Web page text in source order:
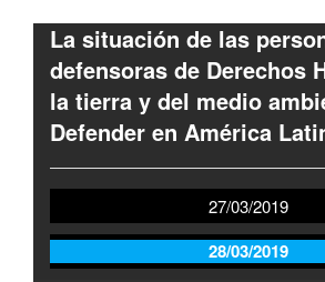
La situación de las
defensoras de Derechos
la tierra y del medio
Defender en América
27/03/2019
28/03/2019